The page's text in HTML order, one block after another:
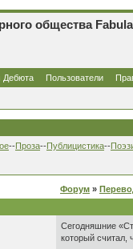
общества
Дебюта Пользователи
--Проза--Публицистика--
Форум »
Сегодняшние
который считал,